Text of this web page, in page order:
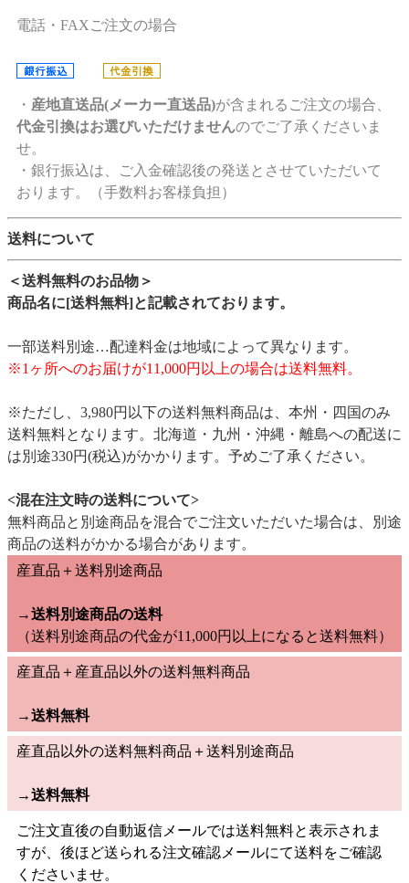
電話・FAXご注文の場合
・ 産地直送品(メーカー直送品)が含まれるご注文の場合、
代金引換はお選びいただけませんのでご了承くださいま
せ。
・銀行振込は、ご入金確認後の発送とさせていただいて
おります。（手数料お客様負担）
送料について
＜送料無料のお品物＞
商品名に[送料無料]と記載されております。
一部送料別途…配達料金は地域によって異なります。
※1ヶ所へのお届けが11,000円以上の場合は送料無料。
※ただし、3,980円以下の送料無料商品は、本州・四国のみ
送料無料となります。北海道・九州・沖縄・離島への配送に
は別途330円(税込)がかかります。予めご了承ください。
<混在注文時の送料について>
無料商品と別途商品を混合でご注文いただいた場合は、別途
商品の送料がかかる場合があります。
産直品＋送料別途商品
→送料別途商品の送料
（送料別途商品の代金が11,000円以上になると送料無料）
産直品＋産直品以外の送料無料商品
→送料無料
産直品以外の送料無料商品＋送料別途商品
→送料無料
ご注文直後の自動返信メールでは送料無料と表示されま
すが、後ほど送られる注文確認メールにて送料をご確認
くださいませ。